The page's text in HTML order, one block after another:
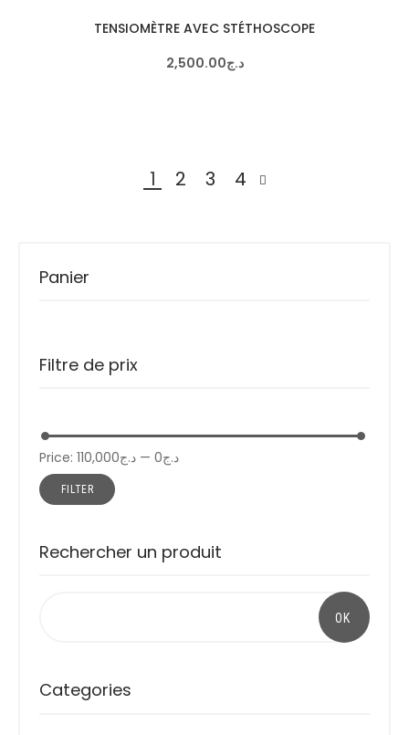
TENSIOMÈTRE AVEC STÉTHOSCOPE
د.ج
2,500.00
1 2 3 4
SUIVANT »
Panier
Filtre de prix
FILTER
Price: د.ج0 — د.ج110,000
Rechercher un produit
Categories